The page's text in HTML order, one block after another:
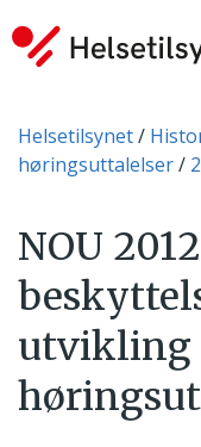
Du er her:
Helsetilsynet
høringsuttalelser
NOU
utvikling